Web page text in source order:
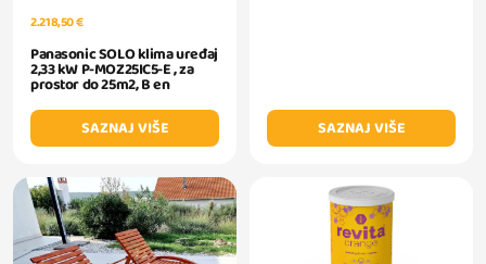
2.218,50 €
Panasonic SOLO klima uređaj
2,33 kW P-MOZ25IC5-E , za
prostor do 25m2, B en
SAZNAJ VIŠE
SAZNAJ VIŠE